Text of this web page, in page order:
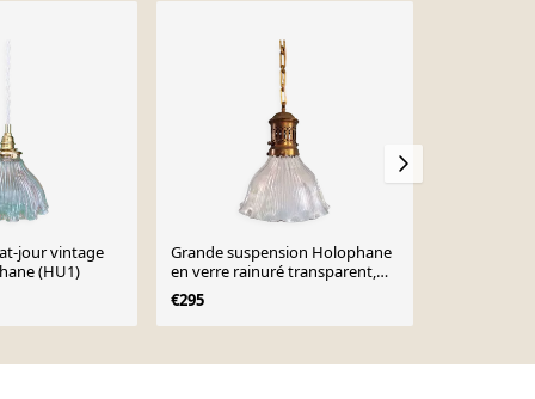
jour vintage
(HU1)
Grande suspension Holophane
en verre rainuré transparent,
1920-30
€295